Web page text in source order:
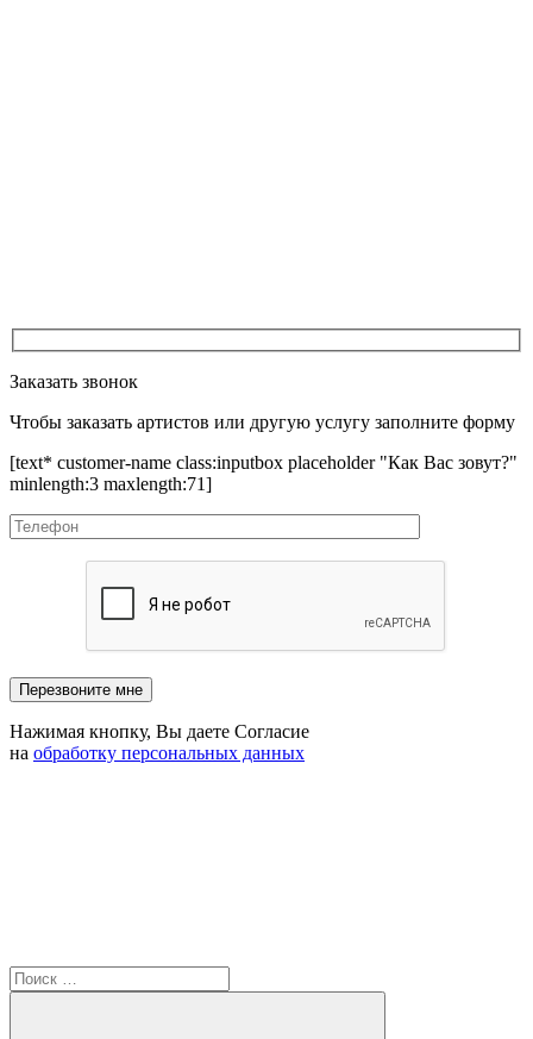
Заказать звонок
Чтобы заказать артистов или другую услугу заполните форму
[text* customer-name class:inputbox placeholder "Как Вас зовут?"
minlength:3 maxlength:71]
Нажимая кнопку, Вы даете Согласие
на обработку персональных данных